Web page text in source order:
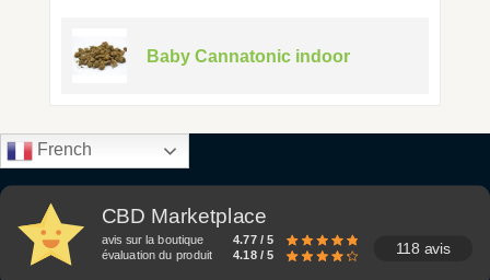
Baby Cannatonic indoor
French
CBD Marketplace
avis sur la boutique
4.77 / 5
évaluation du produit
4.18 / 5 118 avis